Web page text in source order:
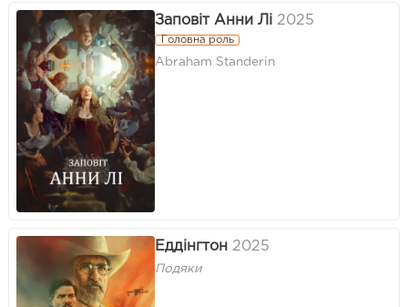
Заповіт Анни Лі 2025
Головна роль
Abraham Standerin
Еддінгтон 2025
Подяки